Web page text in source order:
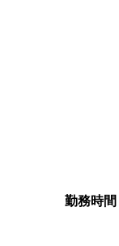
勤務時間